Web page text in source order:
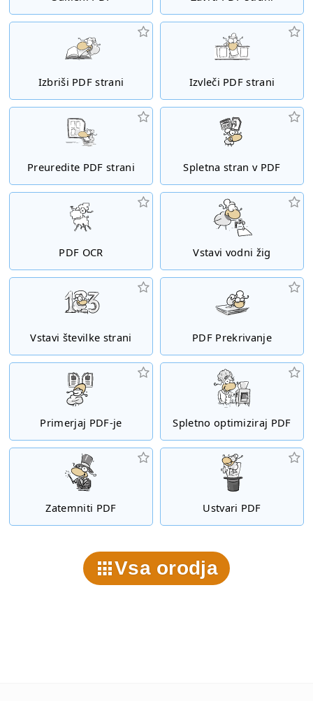
Izbriši PDF strani Izvleči PDF strani
Preuredite PDF strani Spletna stran v PDF
PDF OCR Vstavi vodni žig
Vstavi številke strani PDF Prekrivanje
Primerjaj PDF-je Spletno optimiziraj PDF
Zatemniti PDF Ustvari PDF
Vsa orodja